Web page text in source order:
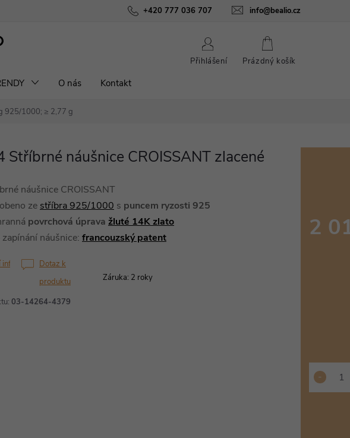
+420 777 036 707 info@bealio.cz
Podmínky ochrany osobních údajů O nás Péče o šperky
Přihlášení
NÁKUPNÍ
Prázdný košík
O nás Kontakt
925/1000; ≥ 2,77 g
Stříbrné náušnice CROISSANT zlacené
03-14264-4379
náušnice CROISSANT
ze stříbra 925/1000 s puncem ryzosti 925
povrchová úprava žluté 14K zlato
zapínání náušnice: francouzský patent 2
Dotaz k
produktu
Záruka: 2 roky